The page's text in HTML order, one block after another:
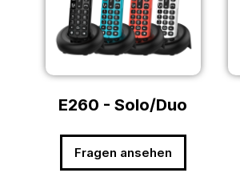
E260 - Solo/Duo
Fragen ansehen